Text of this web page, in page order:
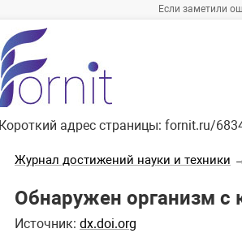
Если заметили
Короткий адрес страницы: fornit.ru/
Журнал достижений науки и техники
Обнаружен организм
Источник: dx.doi.org